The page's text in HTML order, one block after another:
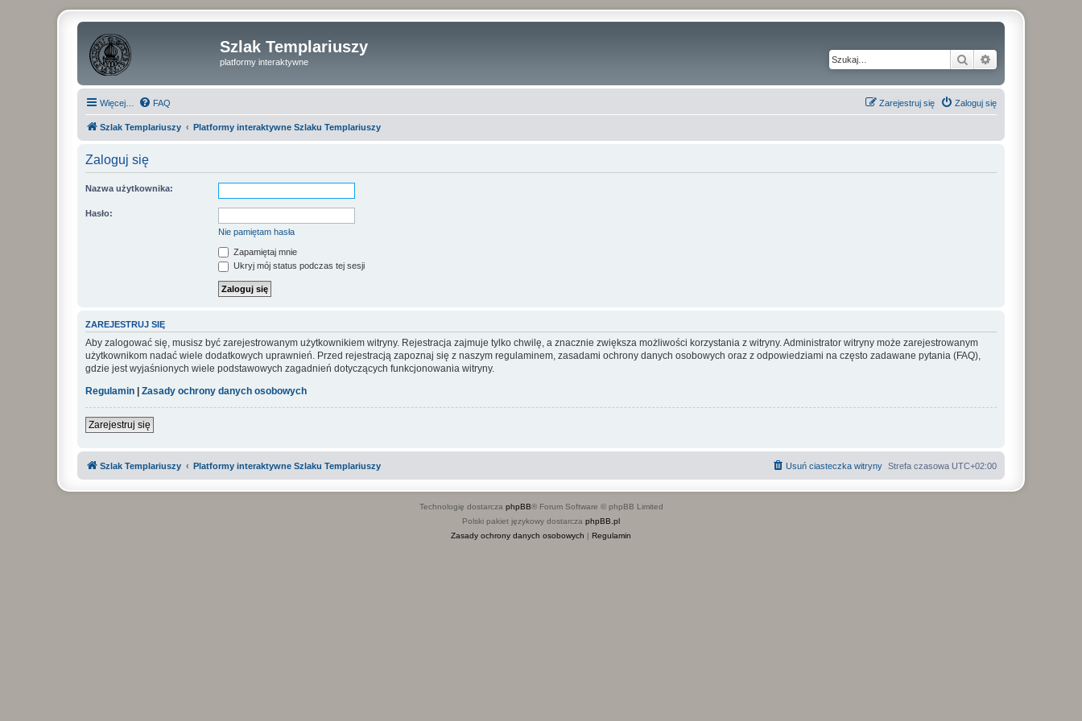
Szlak Templariuszy
platformy interaktywne Szukaj
Więcej… FAQ Zaloguj się
Zarejestruj się
Szlak Templariuszy Platformy interaktywne Szlaku Templariuszy
Zaloguj się
Nazwa użytkownika:
Hasło:
Nie pamiętam hasła
Zapamiętaj mnie
Ukryj mój status podczas tej sesji
ZAREJESTRUJ SIĘ
Aby zalogować się, musisz być zarejestrowanym użytkownikiem witryny. Rejestracja zajmuje tylko chwilę, a znacznie zwiększa możliwości korzystania z witryny. Administrator witryny może zarejestrowanym
użytkownikom nadać wiele dodatkowych uprawnień. Przed rejestracją zapoznaj się z naszym regulaminem, zasadami ochrony danych osobowych oraz z odpowiedziami na często zadawane pytania (FAQ),
gdzie jest wyjaśnionych wiele podstawowych zagadnień dotyczących funkcjonowania witryny.
Regulamin
Zasady ochrony danych osobowych
Zarejestruj się
Szlak Templariuszy Platformy interaktywne Szlaku Templariuszy Strefa czasowa UTC+02:00
Usuń ciasteczka witryny
Technologię dostarcza phpBB® Forum Software © phpBB Limited
Polski pakiet językowy dostarcza phpBB.pl
Zasady ochrony danych osobowych | Regulamin